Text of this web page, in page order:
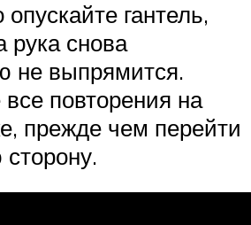
гантель,
рука снова
не выпрямится.
повторения на
прежде чем перейти